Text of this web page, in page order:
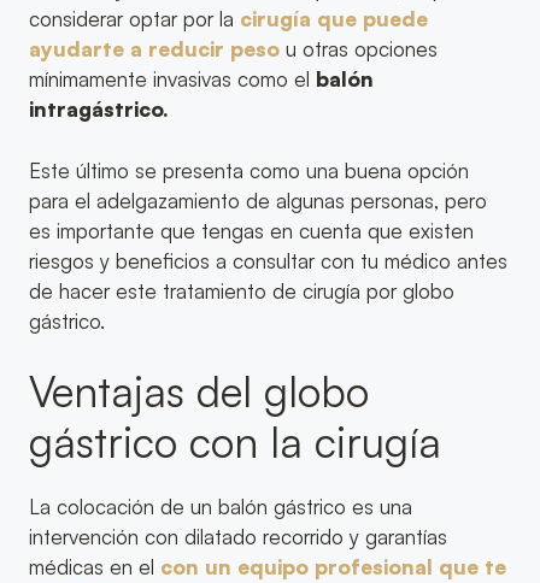
considerar optar por la cirugía que puede
ayudarte a reducir peso u otras opciones
mínimamente invasivas como el balón
intragástrico.
Este último se presenta como una buena opción
para el adelgazamiento de algunas personas, pero
es importante que tengas en cuenta que existen
riesgos y beneficios a consultar con tu médico antes
de hacer este tratamiento de cirugía por globo
gástrico.
Ventajas del globo
gástrico con la cirugía
La colocación de un balón gástrico es una
intervención con dilatado recorrido y garantías
médicas en el con un equipo profesional que te